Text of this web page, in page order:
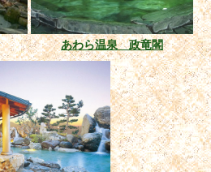
あわら温泉 政竜閣